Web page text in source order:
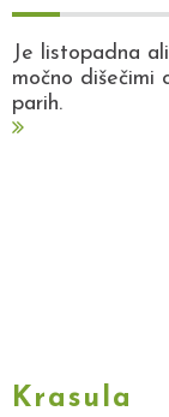
Je listopadna
močno dišečimi
parih.
Krasula